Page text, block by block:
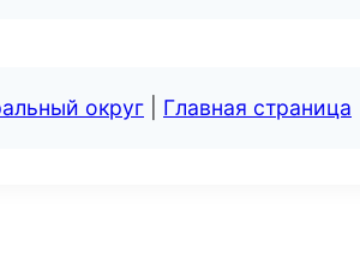
округ Главная страница